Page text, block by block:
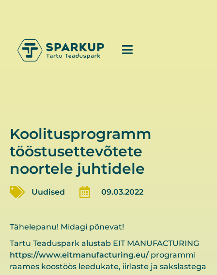
Koolitusprogramm
tööstusettevõtete
noortele juhtidele
Uudised 09.03.2022
Tähelepanu! Midagi põnevat!
Tartu Teaduspark alustab EIT MANUFACTURING
https://www.eitmanufacturing.eu/programmi
raames koostöös leedukate, iirlaste ja sakslastega